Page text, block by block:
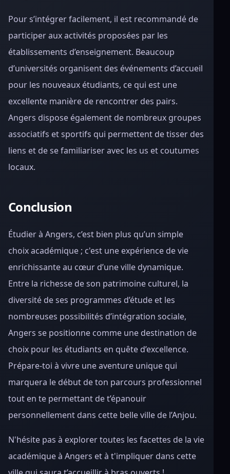
Pour s’intégrer facilement, il est recommandé de
participer aux activités proposées par les
établissements d’enseignement. Beaucoup
d’universités organisent des événements d’accueil
pour les nouveaux étudiants, ce qui est une
excellente manière de rencontrer des pairs.
Angers dispose également de nombreux groupes
associatifs et sportifs qui permettent de tisser des
liens et de se familiariser avec les us et coutumes
locaux.
Conclusion
Étudier à Angers, c’est bien plus qu’un simple
choix académique ; c'est une expérience de vie
enrichissante au cœur d’une ville dynamique.
Entre la richesse de son patrimoine culturel, la
diversité de ses programmes d’étude et les
nombreuses possibilités d’intégration sociale,
Angers se positionne comme une destination de
choix pour les étudiants en quête d’excellence.
Prépare-toi à vivre une aventure unique qui
marquera le début de ton parcours professionnel
tout en te permettant de t’épanouir
personnellement dans cette belle ville de l’Anjou.
N'hésite pas à explorer toutes les facettes de la vie
académique à Angers et à t'impliquer dans cette